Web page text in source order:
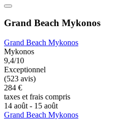
Grand Beach Mykonos
Grand Beach Mykonos
Mykonos
9,4/10
Exceptionnel
(523 avis)
284 €
taxes et frais compris
14 août - 15 août
Grand Beach Mykonos